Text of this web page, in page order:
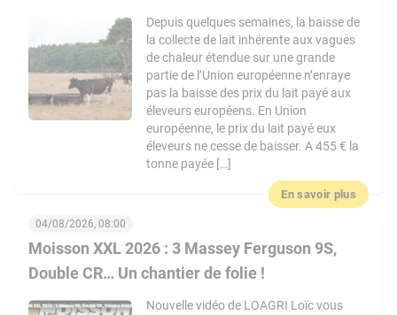
Depuis quelques semaines, la baisse de
la collecte de lait inhérente aux vagues
de chaleur étendue sur une grande
partie de l’Union européenne n’enraye
pas la baisse des prix du lait payé aux
éleveurs européens. En Union
européenne, le prix du lait payé eux
éleveurs ne cesse de baisser. A 455 € la
tonne payée […]
En savoir plus
Moisson XXL 2026 : 3 Massey Ferguson 9S,
Double CR… Un chantier de folie !
04/08/2026, 08:00
Nouvelle vidéo de LOAGRI Loïc vous